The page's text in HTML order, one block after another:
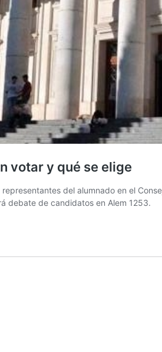
votar y qué se elige
del alumnado en el
debate de candidatos en Alem 1253.